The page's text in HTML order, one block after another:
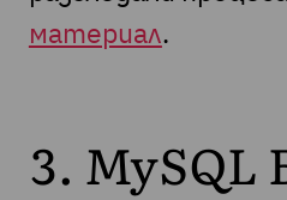
материал.
3. MySQL